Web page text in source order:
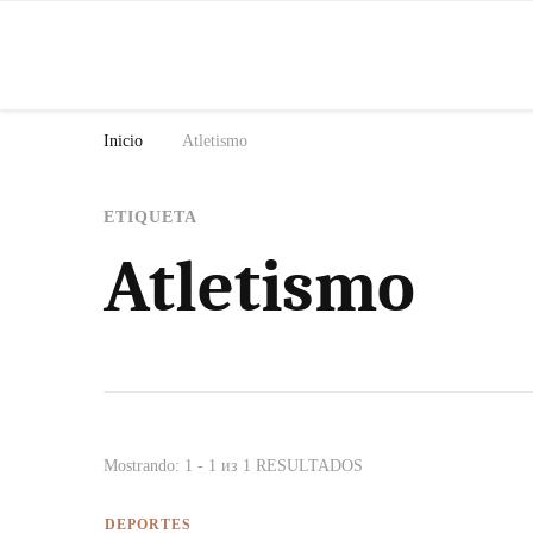
Inicio Atletismo
ETIQUETA
Atletismo
Mostrando: 1 - 1 из 1 RESULTADOS
DEPORTES